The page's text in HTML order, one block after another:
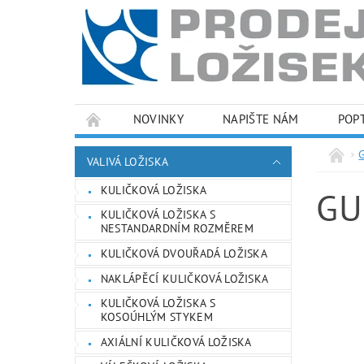
NOVINKY NAPIŠTE NÁM
PODMÍNKY OCHRANY OSOBNÍCH ÚDAJŮ
VALIVÁ LOŽISKA
KULIČKOVÁ LOŽISKA
KULIČKOVÁ LOŽISKA S
NESTANDARDNÍM ROZMĚREM
KULIČKOVÁ DVOUŘADÁ LOŽISKA
NAKLÁPĚCÍ KULIČKOVÁ LOŽISKA
KULIČKOVÁ LOŽISKA S
KOSOÚHLÝM STYKEM
AXIÁLNÍ KULIČKOVÁ LOŽISKA